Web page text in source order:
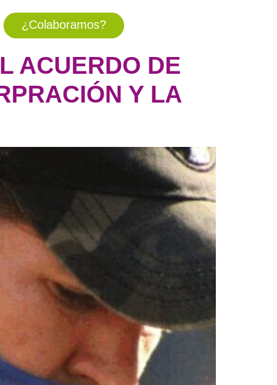
¿Colaboramos?
ACUERDO DE
Y LA